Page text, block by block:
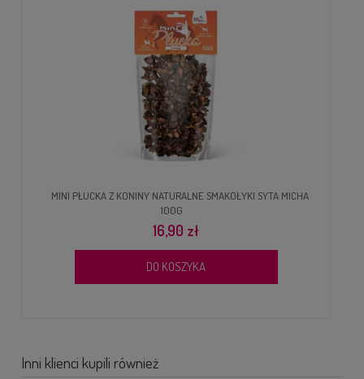
MINI PŁUCKA Z KONINY NATURALNE SMAKOŁYKI SYTA MICHA
100G
16,90 zł
DO KOSZYKA
Inni klienci kupili również